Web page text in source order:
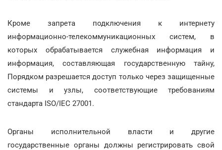
Кроме запрета подключения к интернету
информационно-телекоммуникационных систем, в
которых обрабатывается служебная информация и
информация, составляющая государственную тайну,
Порядком разрешается доступ только через защищенные
системы и узлы, соответствующие требованиям
стандарта ISO/IEC 27001.
Органы исполнительной власти и другие
государственные органы должны регистрировать свой